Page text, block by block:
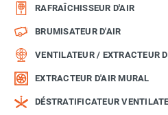
RAFRAÎCHISSEUR D'AIR
BRUMISATEUR D'AIR
VENTILATEUR / EXTRACTEUR
EXTRACTEUR D'AIR MURAL
DÉSTRATIFICATEUR